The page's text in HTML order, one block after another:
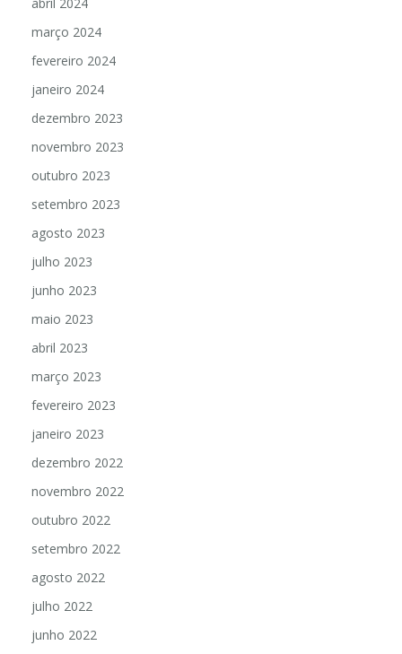
abril 2024
março 2024
fevereiro 2024
janeiro 2024
dezembro 2023
novembro 2023
outubro 2023
setembro 2023
agosto 2023
julho 2023
junho 2023
maio 2023
abril 2023
março 2023
fevereiro 2023
janeiro 2023
dezembro 2022
novembro 2022
outubro 2022
setembro 2022
agosto 2022
julho 2022
junho 2022